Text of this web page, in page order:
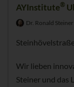
AYInstitute®
Dr. Ronald
Wir lieben
Steiner und das